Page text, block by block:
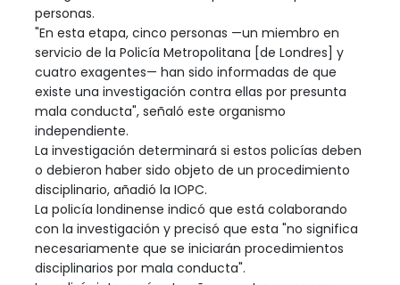
personas.
"En esta etapa, cinco personas —un miembro en
servicio de la Policía Metropolitana [de Londres] y
cuatro exagentes— han sido informadas de que
existe una investigación contra ellas por presunta
mala conducta", señaló este organismo
independiente.
La investigación determinará si estos policías deben
o debieron haber sido objeto de un procedimiento
disciplinario, añadió la IOPC.
La policía londinense indicó que está colaborando
con la investigación y precisó que esta "no significa
necesariamente que se iniciarán procedimientos
disciplinarios por mala conducta".